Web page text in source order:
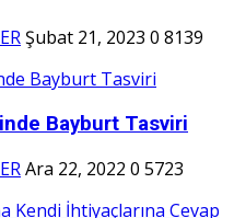
Şubat 21, 2023 0 8139
Bayburt Tasviri
Ara 22, 2022 0 5723